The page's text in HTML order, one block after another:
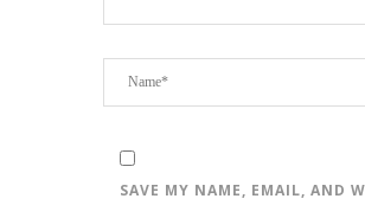
SAVE MY NAME, EMAIL, AND